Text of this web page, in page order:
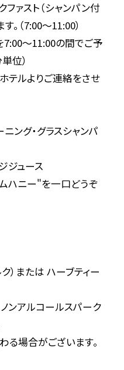
ファスト（シャンパン付
。（7:00～11:00）
～11:00の間でご予
位）
テルよりご連絡をさせ
ング・グラスシャンパ
ジュース
ハニー"を一口どうぞ
ク）または ハーブティー
ンアルコールスパーク
場合がございます。